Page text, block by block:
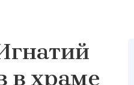
в храме